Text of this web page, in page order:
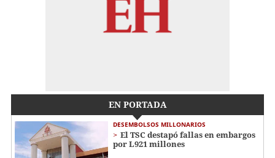
EN PORTADA
DESEMBOLSOS MILLONARIOS
El TSC destapó fallas en embargos
por L921 millones